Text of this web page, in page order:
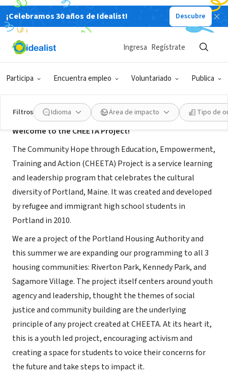
¡Celebramos 30 años de Idealist! Descubre
Participa Encuentra empleo Voluntariado Publica
Ingresa Regístrate
Filtros Idioma Área de impacto Tipo de
ORGANIZACIÓN SIN FIN DE LUCRO
The CHEETA Project
Acerca de
Welcome to the CHEETA Project!
The Community Hope through Education, Empowerment,
Training and Action (CHEETA) Project is a service learning
and leadership program that celebrates the cultural
diversity of Portland, Maine. It was created and developed
by refugee and immigrant high school students in
Portland in 2010.
We are a project of the Portland Housing Authority and
this summer we are expanding our programming to all 3
housing communities: Riverton Park, Kennedy Park, and
Sagamore Village. The project itself centers around youth
agency and leadership, thought the themes of social
justice and community building are the underlying
principle of any project created at CHEETA. At its heart it,
this is a youth led project, encouraging activism and
creating a space for students to voice their concerns for
the future and take steps to impact it.